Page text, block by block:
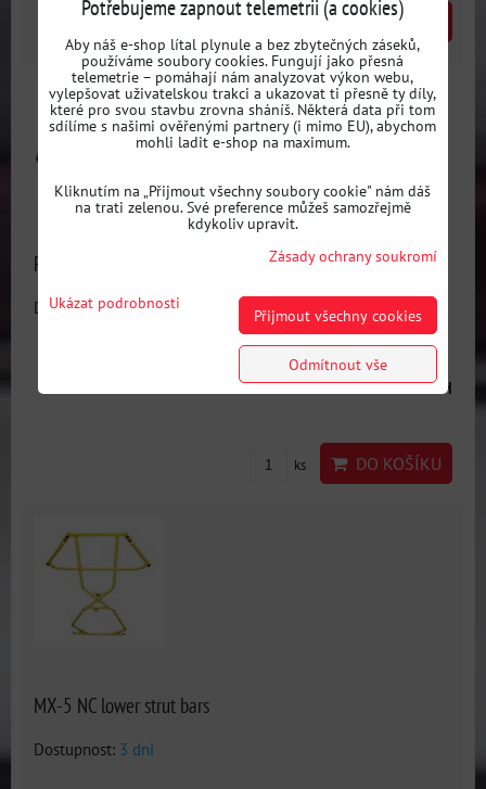
DO KOŠÍKU
Přední horní rozpěra Mazda MX_5 NC
Dostupnost:3 dni
8075 Kčs DPH
ks DO KOŠÍKU
MX-5 NC lower strut bars
Dostupnost: 3 dni
Potřebujeme zapnout telemetrii (a cookies)
Aby náš e-shop lítal plynule a bez zbytečných záseků,
používáme soubory cookies. Fungují jako přesná
telemetrie – pomáhají nám analyzovat výkon webu,
vylepšovat uživatelskou trakci a ukazovat ti přesně ty díly,
které pro svou stavbu zrovna sháníš. Některá data při tom
sdílíme s našimi ověřenými partnery (i mimo EU), abychom
mohli ladit e-shop na maximum.
Kliknutím na „Přijmout všechny soubory cookie" nám dáš
na trati zelenou. Své preference můžeš samozřejmě
kdykoliv upravit.
Zásady ochrany soukromí
Ukázat podrobnosti
Přijmout všechny cookies
Odmítnout vše